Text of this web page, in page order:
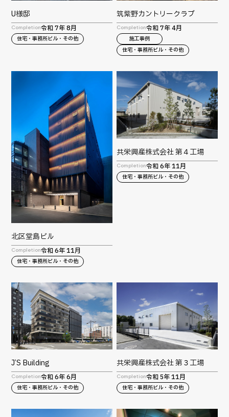
U様邸
Completion令和 7年 8月
住宅・事務所ビル・その他
筑紫野カントリークラブ
Completion令和 7年 4月
施工事例
住宅・事務所ビル・その他
北区堂島ビル
Completion令和 6年 11月
住宅・事務所ビル・その他
共栄興産株式会社 第４工場
Completion令和 6年 11月
住宅・事務所ビル・その他
J’S Building
Completion令和 6年 6月
住宅・事務所ビル・その他
共栄興産株式会社 第３工場
Completion令和 5年 11月
住宅・事務所ビル・その他